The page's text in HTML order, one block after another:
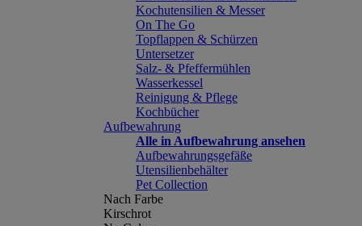
Kochutensilien & Messer
On The Go
Topflappen & Schürzen
Untersetzer
Salz- & Pfeffermühlen
Wasserkessel
Reinigung & Pflege
Kochbücher
Aufbewahrung
Alle in Aufbewahrung ansehen
Aufbewahrungsgefäße
Utensilienbehälter
Pet Collection
Nach Farbe
Kirschrot